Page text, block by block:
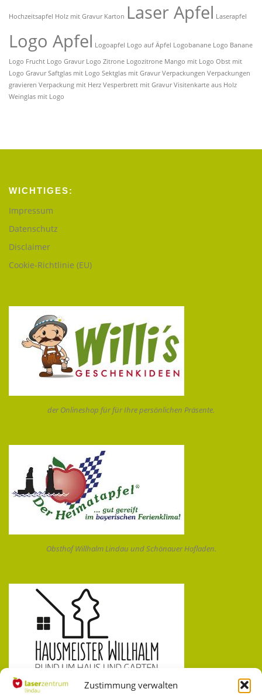
Zustimmung verwalten
Hochzeitsapfel Holz mit Gravur Karton Laser Apfel Laserapfel
Logo Apfel Logoapfel Logo auf Äpfel Logobanane Logo Banane
Logo Frucht Logo Gravur Logo Zitrone Logozitrone Mango mit Logo Obst mit
Logo Gravur Saftglas mit Logo Sektglas mit Gravur Verpackungen Verpackungen
gravieren Verpackung mit Herz Vesperbrett mit Gravur Visitenkarte aus Holz
Weinglas mit Logo
WICHTIGES:
Impressum
Datenschutz
Disclaimer
Cookie-Richtlinie (EU)
der Onlineshop für für Ihre persönlichen Präsente.
Obsthof Willhalm Lindau und Schönauer Hofladen.
Hausmeister Willhalm, Tätigkeiten aller Art. Wir erledigen für Sie Ihre